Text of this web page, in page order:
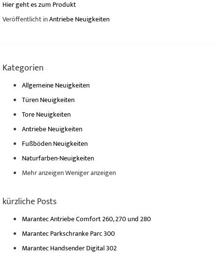
Hier geht es zum Produkt
Veröffentlicht inAntriebe Neuigkeiten
Kategorien
Allgemeine Neuigkeiten
Türen Neuigkeiten
Tore Neuigkeiten
Antriebe Neuigkeiten
Fußböden Neuigkeiten
Naturfarben-Neuigkeiten
Mehr anzeigenWeniger anzeigen
kürzliche Posts
Marantec Antriebe Comfort 260, 270 und 280
Marantec Parkschranke Parc 300
Marantec Handsender Digital 302